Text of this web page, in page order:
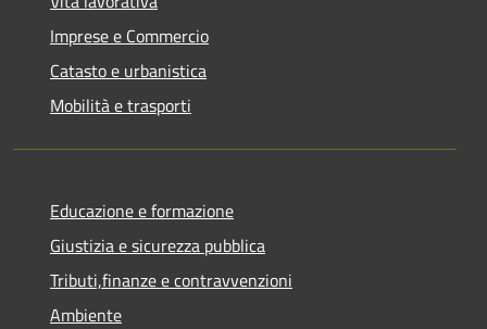
Imprese e Commercio
Catasto e urbanistica
Mobilità e trasporti
Educazione e formazione
Giustizia e sicurezza pubblica
Tributi,finanze e contravvenzioni
Ambiente